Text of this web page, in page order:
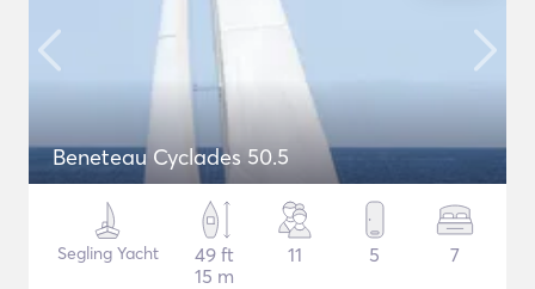
Beneteau Cyclades 50.5
Segling Yacht
49 ft
15 m
11 5 7